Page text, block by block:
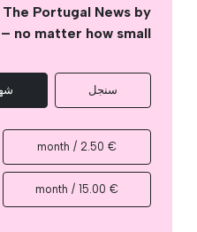
Portugal News by
no matter how small
سنجل
€ 2.50 / month
€ 15.00 / month